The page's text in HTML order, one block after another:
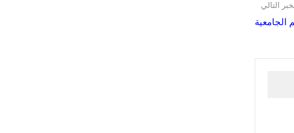
التالي
الجامعية